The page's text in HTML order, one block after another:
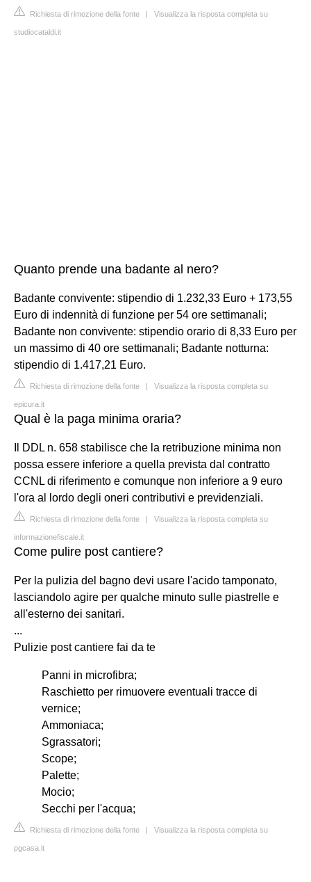
Richiesta di rimozione della fonte | Visualizza la risposta completa su
studiocataldi.it
Quanto prende una badante al nero?
Badante convivente: stipendio di 1.232,33 Euro + 173,55
Euro di indennità di funzione per 54 ore settimanali;
Badante non convivente: stipendio orario di 8,33 Euro per
un massimo di 40 ore settimanali; Badante notturna:
stipendio di 1.417,21 Euro.
Richiesta di rimozione della fonte | Visualizza la risposta completa su
epicura.it
Qual è la paga minima oraria?
Il DDL n. 658 stabilisce che la retribuzione minima non
possa essere inferiore a quella prevista dal contratto
CCNL di riferimento e comunque non inferiore a 9 euro
l'ora al lordo degli oneri contributivi e previdenziali.
Richiesta di rimozione della fonte | Visualizza la risposta completa su
informazionefiscale.it
Come pulire post cantiere?
Per la pulizia del bagno devi usare l'acido tamponato,
lasciandolo agire per qualche minuto sulle piastrelle e
all'esterno dei sanitari.
...
Pulizie post cantiere fai da te
Panni in microfibra;
Raschietto per rimuovere eventuali tracce di
vernice;
Ammoniaca;
Sgrassatori;
Scope;
Palette;
Mocio;
Secchi per l'acqua;
Richiesta di rimozione della fonte | Visualizza la risposta completa su
pgcasa.it